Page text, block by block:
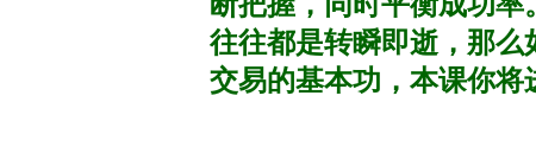
往往都是转瞬即逝，那
交易的基本功，本课你将